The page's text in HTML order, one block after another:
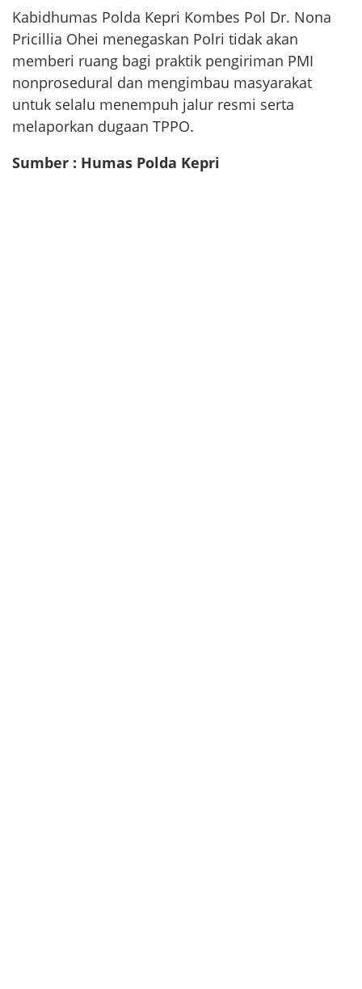
Kabidhumas Polda Kepri Kombes Pol Dr. Nona
Pricillia Ohei menegaskan Polri tidak akan
memberi ruang bagi praktik pengiriman PMI
nonprosedural dan mengimbau masyarakat
untuk selalu menempuh jalur resmi serta
melaporkan dugaan TPPO.
Sumber : Humas Polda Kepri